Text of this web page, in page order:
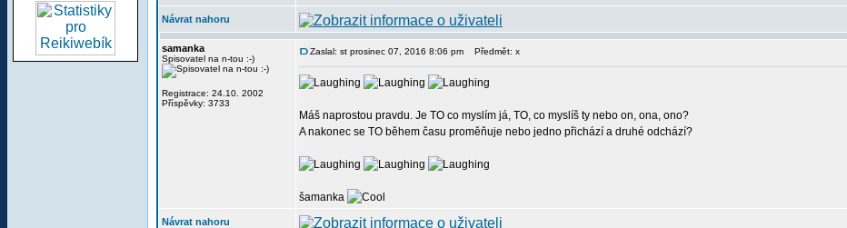
Návrat nahoru
samanka
Spisovatel na n-tou :-)
Registrace: 24.10. 2002
Příspěvky: 3733
Zaslal: st prosinec 07, 2016 8:06 pm Předmět: x
Máš naprostou pravdu. Je TO co myslím já, TO, co myslíš ty nebo on, ona, ono?
A nakonec se TO během času proměňuje nebo jedno přichází a druhé odchází?
šamanka
Návrat nahoru